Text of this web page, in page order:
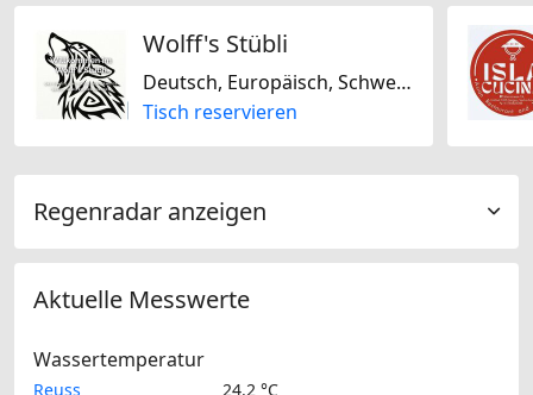
Wolff's Stübli
Deutsch, Europäisch, Schweizerisch, Saisonal
Tisch reservieren
Regenradar anzeigen
Aktuelle Messwerte
Wassertemperatur
Reuss 24.2 °C